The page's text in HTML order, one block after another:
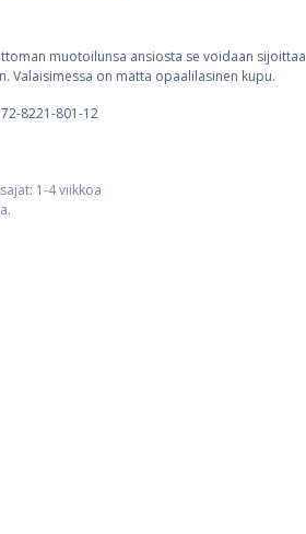
muotoilunsa ansiosta se voidaan sijoittaa
Valaisimessa on matta opaalilasinen kupu.
8221-801-12
1-4 viikkoa